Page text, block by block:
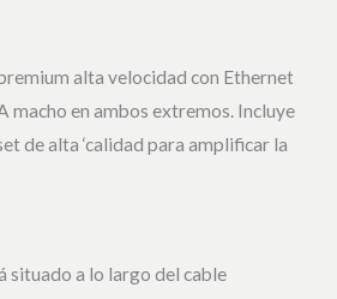
alta velocidad con Ethernet
macho en ambos extremos. Incluye
de alta ‘calidad para amplificar la
situado a lo largo del cable